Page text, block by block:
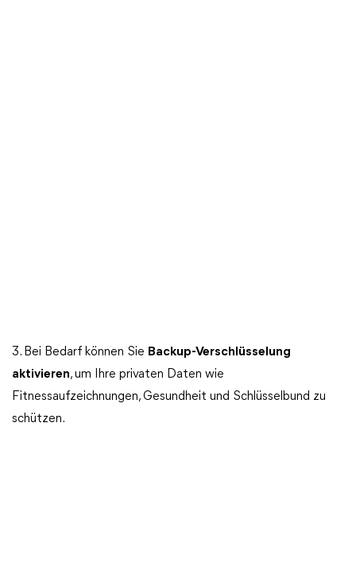
3. Bei Bedarf können Sie Backup-Verschlüsselung
aktivieren, um Ihre privaten Daten wie
Fitnessaufzeichnungen, Gesundheit und Schlüsselbund zu
schützen.